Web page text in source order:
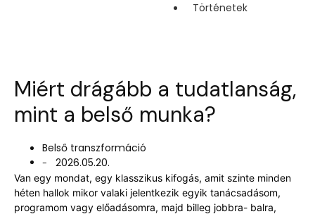
Történetek
Miért drágább a tudatlanság,
mint a belső munka?
Belső transzformáció
- 2026.05.20.
Van egy mondat, egy klasszikus kifogás, amit szinte minden
héten hallok mikor valaki jelentkezik egyik tanácsadásom,
programom vagy előadásomra, majd billeg jobbra- balra,